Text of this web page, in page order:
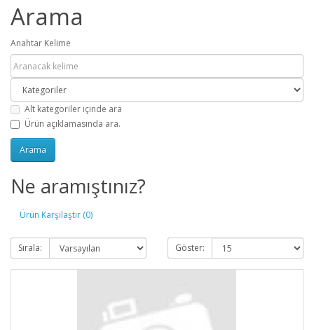
Arama
Anahtar Kelime
Alt kategoriler içinde ara
Ürün açıklamasında ara.
Ne aramıştınız?
Ürün Karşılaştır (0)
Sırala: Göster: